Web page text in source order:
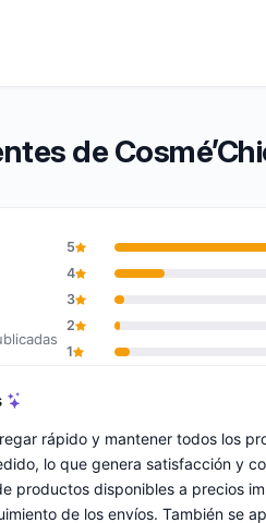
de
9,4 de 10
5
4
3
2
1
rápido y mantener todos los
lo que genera satisfacción y
productos disponibles a precios
de los envíos. También se